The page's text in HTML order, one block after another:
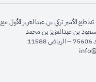
الأمير تركي بن عبدالعزيز الأول مع
بن عبدالعزيز بن محمد